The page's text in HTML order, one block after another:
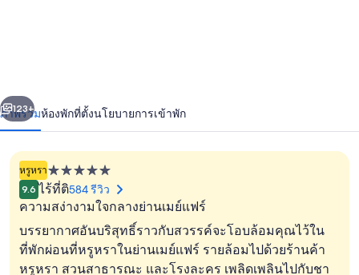
า
ถัดไป
123+
ภาพรวมห้องพักที่ตั้งนโยบายการเข้าพัก
หรูหราที่พัก
5.0
ดาว
9.6 ไร้ที่ติ584 รีวิว
ความสง่างามใจกลางย่านเมย์แฟร์
บรรยากาศอันบริสุทธิ์ราวกับสวรรค์จะโอบล้อมคุณไว้ใน
ที่พักผ่อนที่หรูหราในย่านเมย์แฟร์ รายล้อมไปด้วยร้านค้า
หรูหรา สวนสาธารณะ และโรงละคร เพลิดเพลินไปกับชา